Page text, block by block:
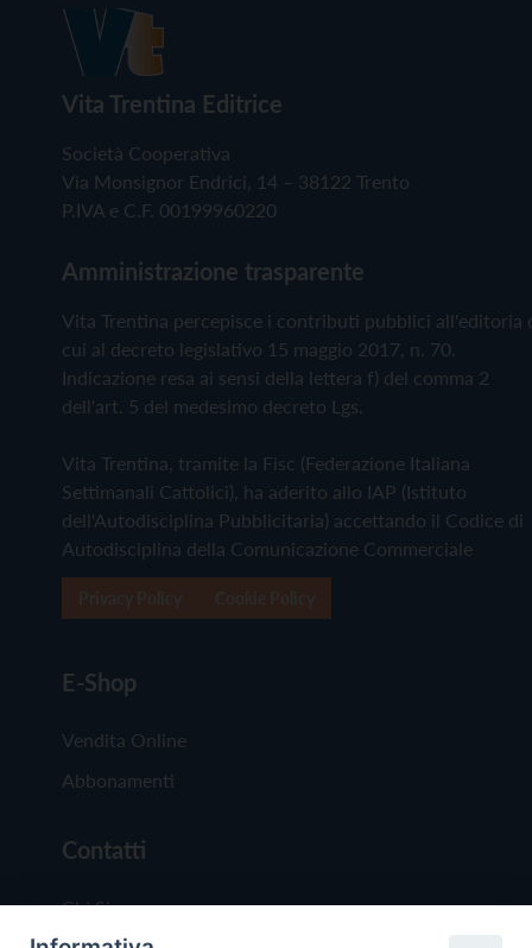
Vita Trentina Editrice
Società Cooperativa
Via Monsignor Endrici, 14 – 38122 Trento
P.IVA e C.F. 00199960220
Amministrazione trasparente
Vita Trentina percepisce i contributi pubblici all'editoria
cui al decreto legislativo 15 maggio 2017, n. 70.
Indicazione resa ai sensi della lettera f) del comma 2
dell'art. 5 del medesimo decreto Lgs.
Vita Trentina, tramite la Fisc (Federazione Italiana
Settimanali Cattolici), ha aderito allo IAP (Istituto
dell'Autodisciplina Pubblicitaria) accettando il Codice di
Autodisciplina della Comunicazione Commerciale
E-Shop
Vendita Online
Abbonamenti
Contatti
Chi Siamo